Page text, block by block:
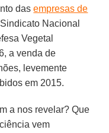
dasempresas de
Nacional
Vegetal
a venda de
levemente
em 2015.
a nos revelar? Que
vem